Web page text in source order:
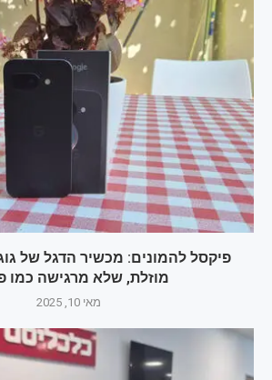
פיקסל להמונים: מכשיר הדגל של
מוזלת, שלא מרגישה כמו
מאי 10, 2025